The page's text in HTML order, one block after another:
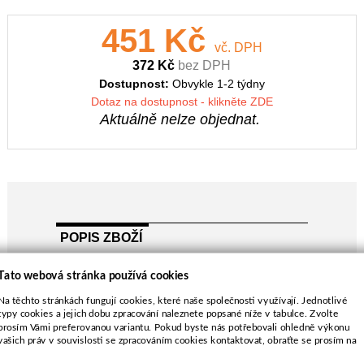
451 Kč
vč. DPH
372 Kč bez DPH
Dostupnost: Obvykle 1-2 týdny
Dotaz na dostupnost - klikněte ZDE
Aktuálně nelze objednat.
POPIS ZBOŽÍ
John Deere S2254, S2354, S2554
sečení 137cm
mulčovací nůž
délka-473 mm
webová stránka používá cookies
těchto stránkách fungují cookies, které naše společnosti využívají. Jednotlivé
cookies a jejich dobu zpracování naleznete popsané níže v tabulce. Zvolte
Vámi preferovanou variantu. Pokud byste nás potřebovali ohledně výkonu
práv v souvislosti se zpracováním cookies kontaktovat, obraťte se prosím na